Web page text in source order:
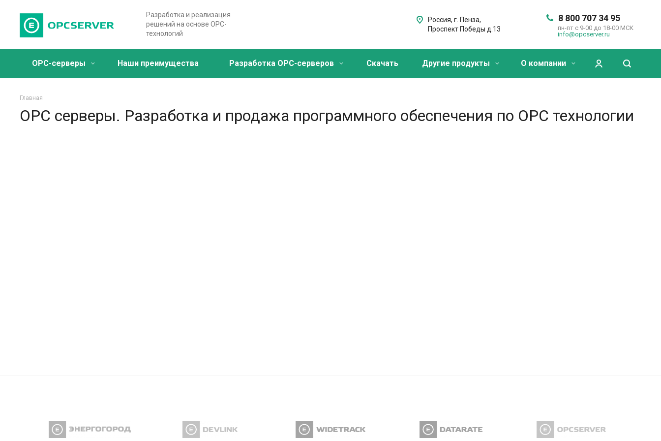
Разработка и реализация
решений на основе OPC-
технологий
8 800 707 34 95
пн-пт с 9-00 до 18-00 МСК
info@opcserver.ru
Россия, г. Пенза,
Проспект Победы д.13
OPC-серверы Наши преимущества Разработка OPC-серверов Скачать Другие продукты О компании
Главная
OPC серверы. Разработка и продажа программного обеспечения по OPC технологии